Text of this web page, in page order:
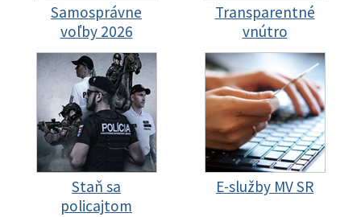
Samosprávne
voľby 2026
Transparentné
vnútro
Staň sa
policajtom
E-služby MV SR